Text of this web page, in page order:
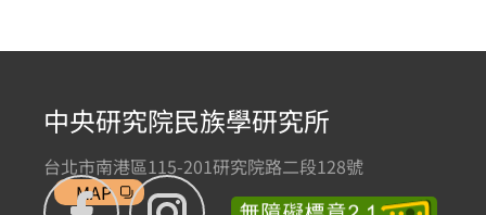
中央研究院民族學研究所
台北市南港區115-201研究院路二段128號
MAP